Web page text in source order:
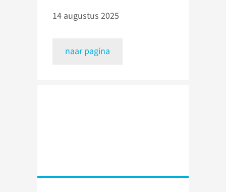
14 augustus 2025
naar pagina